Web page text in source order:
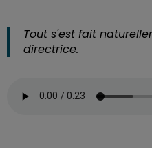
Tout s'est fait
directrice.